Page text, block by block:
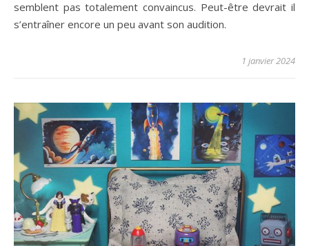
semblent pas totalement convaincus. Peut-être devrait il
s’entraîner encore un peu avant son audition.
1 janvier 2024